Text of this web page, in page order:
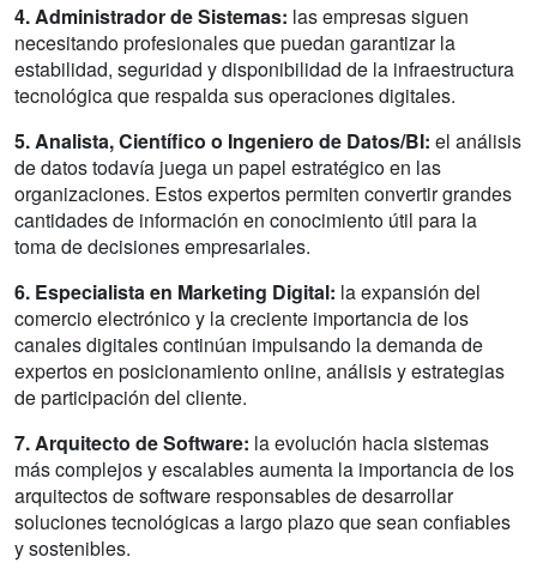
4. Administrador de Sistemas: las empresas siguen
necesitando profesionales que puedan garantizar la
estabilidad, seguridad y disponibilidad de la infraestructura
tecnológica que respalda sus operaciones digitales.
5. Analista, Científico o Ingeniero de Datos/BI: el análisis
de datos todavía juega un papel estratégico en las
organizaciones. Estos expertos permiten convertir grandes
cantidades de información en conocimiento útil para la
toma de decisiones empresariales.
6. Especialista en Marketing Digital: la expansión del
comercio electrónico y la creciente importancia de los
canales digitales continúan impulsando la demanda de
expertos en posicionamiento online, análisis y estrategias
de participación del cliente.
7. Arquitecto de Software: la evolución hacia sistemas
más complejos y escalables aumenta la importancia de los
arquitectos de software responsables de desarrollar
soluciones tecnológicas a largo plazo que sean confiables
y sostenibles.